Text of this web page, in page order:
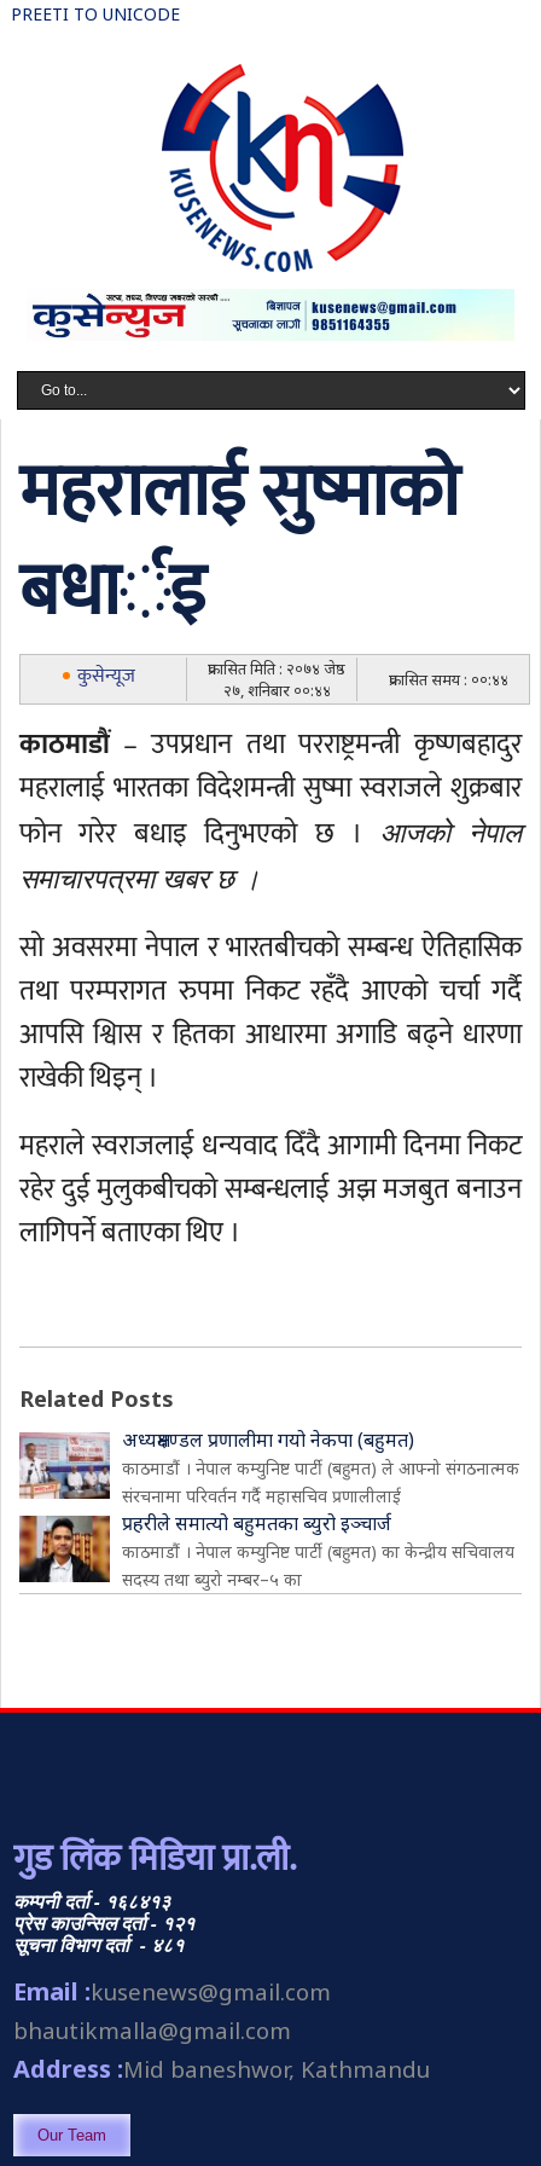
PREETI TO UNICODE
महरालाई सुष्माको
बधार्इ
कुसेन्यूज
प्रकासित मिति : २०७४ जेष्ठ
२७, शनिबार ००:४४
प्रकासित समय : ००:४४
काठमाडौं– उपप्रधान तथा परराष्ट्रमन्त्री कृष्णबहादुर
महरालाई भारतका विदेशमन्त्री सुष्मा स्वराजले शुक्रबार
फोन गरेर बधाइ दिनुभएको छ ।
आजको नेपाल
समाचारपत्रमा खबर छ ।
सो अवसरमा नेपाल र भारतबीचको सम्बन्ध ऐतिहासिक
तथा परम्परागत रुपमा निकट रहँदै आएको चर्चा गर्दै
आपसि श्विास र हितका आधारमा अगाडि बढ्ने धारणा
राखेकी थिइन् ।
महराले स्वराजलाई धन्यवाद दिँदै आगामी दिनमा निकट
रहेर दुई मुलुकबीचको सम्बन्धलाई अझ मजबुत बनाउन
लागिपर्ने बताएका थिए ।
Related Posts
अध्यक्षमण्डल प्रणालीमा गयो नेकपा (बहुमत)
काठमाडौं । नेपाल कम्युनिष्ट पार्टी (बहुमत) ले आफ्नो संगठनात्मक
संरचनामा परिवर्तन गर्दै महासचिव प्रणालीलाई
प्रहरीले समात्यो बहुमतका ब्युरो इञ्चार्ज
काठमाडौं । नेपाल कम्युनिष्ट पार्टी (बहुमत) का केन्द्रीय सचिवालय
सदस्य तथा ब्युरो नम्बर–५ का
गुड लिंक मिडिया प्रा.ली.
कम्पनी दर्ता - १६८४१३
प्रेस काउन्सिल दर्ता - १२१
सूचना विभाग दर्ता - ४८१
Email :kusenews@gmail.com
bhautikmalla@gmail.com
Address :Mid baneshwor, Kathmandu
Our Team